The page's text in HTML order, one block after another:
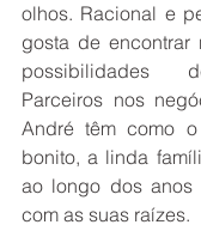
olhos. Racional e
gosta de encontrar
possibilidades
Parceiros nos
André têm como
bonito, a linda
ao longo dos anos
com as suas raízes.